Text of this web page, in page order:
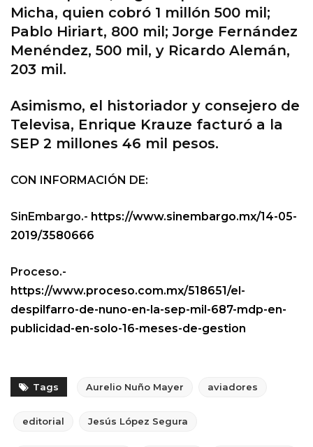
Micha, quien cobró 1 millón 500 mil;
Pablo Hiriart, 800 mil; Jorge Fernández
Menéndez, 500 mil, y Ricardo Alemán,
203 mil.
Asimismo, el historiador y consejero de
Televisa, Enrique Krauze facturó a la
SEP 2 millones 46 mil pesos.
CON INFORMACIÓN DE:
SinEmbargo.- https://www.sinembargo.mx/14-05-
2019/3580666
Proceso.-
https://www.proceso.com.mx/518651/el-
despilfarro-de-nuno-en-la-sep-mil-687-mdp-en-
publicidad-en-solo-16-meses-de-gestion
Tags Aurelio Nuño Mayer aviadores
editorial Jesús López Segura